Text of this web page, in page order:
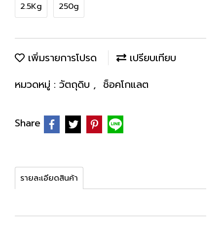
2.5Kg 250g
เพิ่มรายการโปรด
เปรียบเทียบ
หมวดหมู่ : วัตถุดิบ , ช็อคโกแลต
Share
รายละเอียดสินค้า